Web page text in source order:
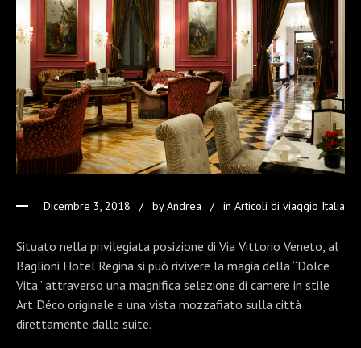
Dicembre 3, 2018 byAndrea in Articoli di viaggio Italia
Situato nella privilegiata posizione di Via Vittorio Veneto, al
Baglioni Hotel Regina si può rivivere la magia della “Dolce
Vita” attraverso una magnifica selezione di camere in stile
Art Déco originale e una vista mozzafiato sulla città
direttamente dalle suite.